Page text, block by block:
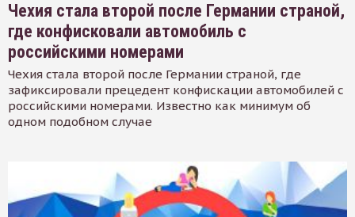
Чехия стала второй после Германии страной,
где конфисковали автомобиль с
российскими номерами
Чехия стала второй после Германии страной, где
зафиксировали прецедент конфискации автомобилей с
российскими номерами. Известно как минимум об
одном подобном случае